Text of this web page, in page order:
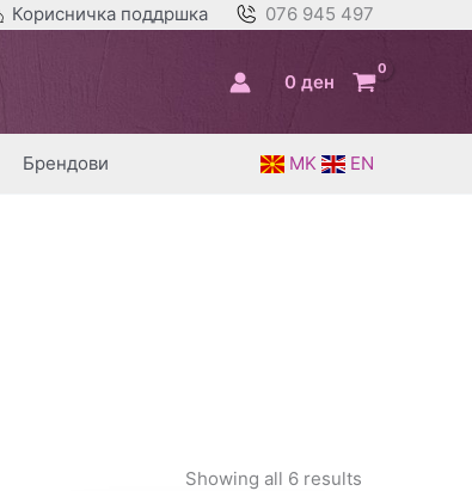
Корисничка поддршка 076 945 497
0 ден
Брендови MK EN
Showing all 6 results